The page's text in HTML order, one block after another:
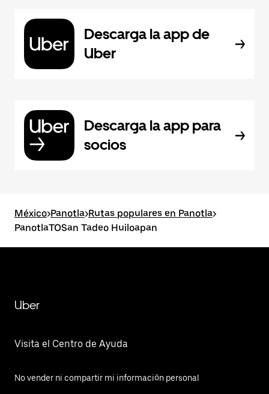
Descarga la app de
Uber
Descarga la app para
socios
México>Panotla>Rutas populares en Panotla>
PanotlaTOSan Tadeo Huiloapan
Uber
Visita el Centro de Ayuda
No vender ni compartir mi información personal